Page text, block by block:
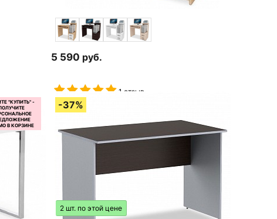
5 590 руб.
1 отзыв
2 шт. по этой цене